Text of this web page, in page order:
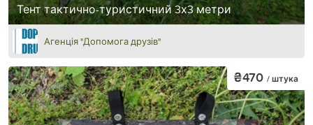
Тент тактично-туристичний 3х3 метри
Агенція "Допомога друзів"
₴470 / штука